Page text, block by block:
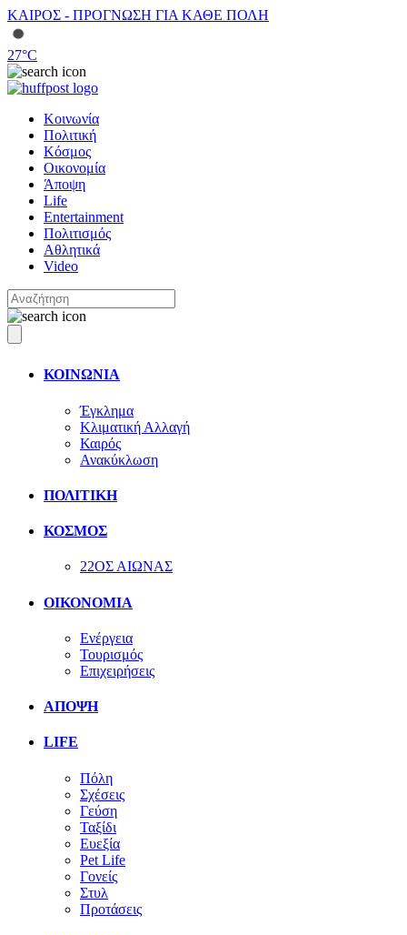
ΚΑΙΡΟΣ - ΠΡΟΓΝΩΣΗ ΓΙΑ ΚΑΘΕ ΠΟΛΗ
27°C
Κοινωνία
Πολιτική
Κόσμος
Οικονομία
Άποψη
Life
Entertainment
Πολιτισμός
Αθλητικά
Video
ΚΟΙΝΩΝΙΑ
Έγκλημα
Κλιματική Αλλαγή
Καιρός
Ανακύκλωση
ΠΟΛΙΤΙΚΗ
ΚΟΣΜΟΣ
22ΟΣ ΑΙΩΝΑΣ
ΟΙΚΟΝΟΜΙΑ
Ενέργεια
Τουρισμός
Επιχειρήσεις
ΑΠΟΨΗ
LIFE
Πόλη
Σχέσεις
Γεύση
Ταξίδι
Ευεξία
Pet Life
Γονείς
Στυλ
Προτάσεις